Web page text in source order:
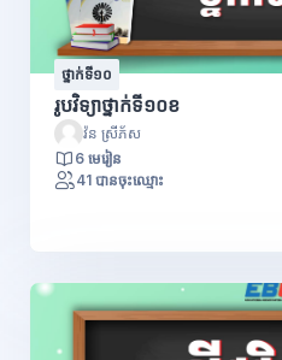
ថ្នាក់ទី១០
រូបវិទ្យាថ្នាក់ទី១០ខ
វ៉ន ស្រីភ័ស
6 មេរៀន
41 បានចុះឈ្មោះ